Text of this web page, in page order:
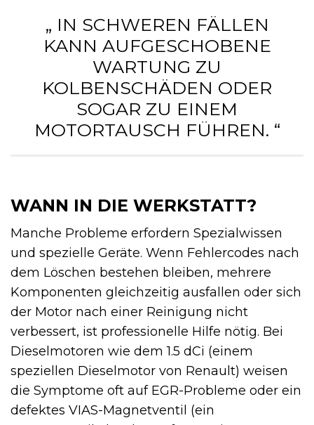
„ IN SCHWEREN FÄLLEN
KANN AUFGESCHOBENE
WARTUNG ZU
KOLBENSCHÄDEN ODER
SOGAR ZU EINEM
MOTORTAUSCH FÜHREN. “
WANN IN DIE WERKSTATT?
Manche Probleme erfordern Spezialwissen
und spezielle Geräte. Wenn Fehlercodes nach
dem Löschen bestehen bleiben, mehrere
Komponenten gleichzeitig ausfallen oder sich
der Motor nach einer Reinigung nicht
verbessert, ist professionelle Hilfe nötig. Bei
Dieselmotoren wie dem 1.5 dCi (einem
speziellen Dieselmotor von Renault) weisen
die Symptome oft auf EGR-Probleme oder ein
defektes VIAS-Magnetventil (ein